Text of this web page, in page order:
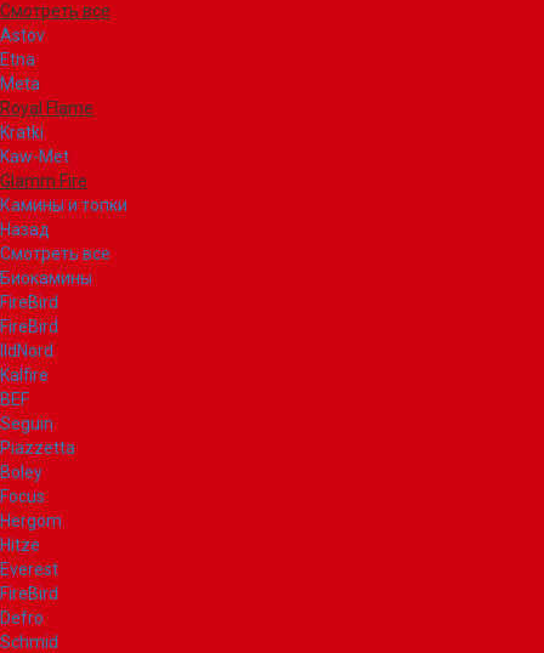
Смотреть все
Astov
Etna
Meta
Royal Flame
Kratki
Kaw-Met
Glamm Fire
Камины и топки
Назад
Смотреть все
Биокамины
FireBird
FireBird
IldNord
Kalfire
BEF
Seguin
Piazzetta
Boley
Focus
Hergom
Hitze
Everest
FireBird
Defro
Schmid